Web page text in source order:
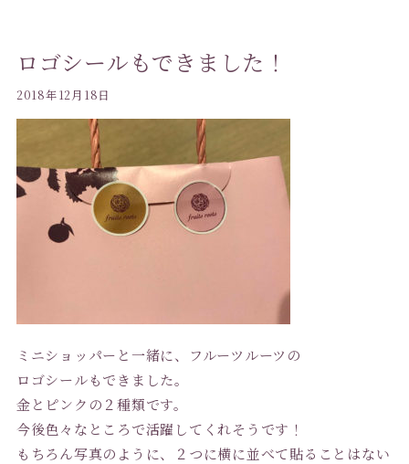
ロゴシールもできました！
2018年12月18日
ミニショッパーと一緒に、フルーツルーツの
ロゴシールもできました。
金とピンクの２種類です。
今後色々なところで活躍してくれそうです！
もちろん写真のように、２つに横に並べて貼ることはない